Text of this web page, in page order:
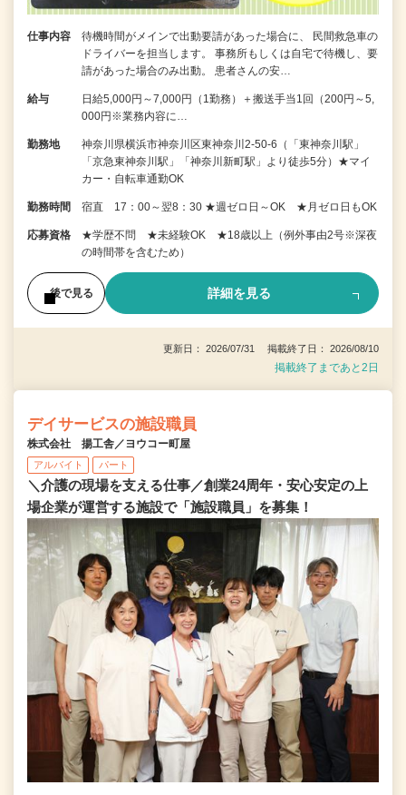
仕事内容
待機時間がメインで出動要請があった場合に、 民間救急車の
ドライバーを担当します。 事務所もしくは自宅で待機し、要
請があった場合のみ出動。 患者さんの安…
給与
日給5,000円～7,000円（1勤務）＋搬送手当1回（200円～5,
000円※業務内容に…
勤務地
神奈川県横浜市神奈川区東神奈川2-50-6（「東神奈川駅」
「京急東神奈川駅」「神奈川新町駅」より徒歩5分）★マイ
カー・自転車通勤OK
勤務時間 宿直 17：00～翌8：30 ★週ゼロ日～OK ★月ゼロ日もOK
応募資格
★学歴不問 ★未経験OK ★18歳以上（例外事由2号※深夜
の時間帯を含むため）
後で見る 詳細を見る
更新日： 2026/07/31 掲載終了日： 2026/08/10
掲載終了まであと2日
デイサービスの施設職員
株式会社 揚工舎／ヨウコー町屋
アルバイト パート
＼介護の現場を支える仕事／創業24周年・安心安定の上
場企業が運営する施設で「施設職員」を募集！